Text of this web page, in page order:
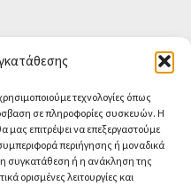
τεχνολογίες όπως
σε πληροφορίες συσκευών. Η
μας επιτρέψει να επεξεργαστούμε
περιήγησης ή μοναδικά
συγκατάθεση ή η ανάκληση της
ορισμένες λειτουργίες και